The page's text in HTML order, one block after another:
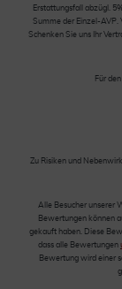
Erstattungsfall abzügl.
Summe der Einzel-AVP.
Schenken Sie uns Ihr
Für
Zu Risiken und
Alle Besucher unserer
Bewertungen können
gekauft haben. Diese
dass alle Bewertungen
Bewertung wird einer